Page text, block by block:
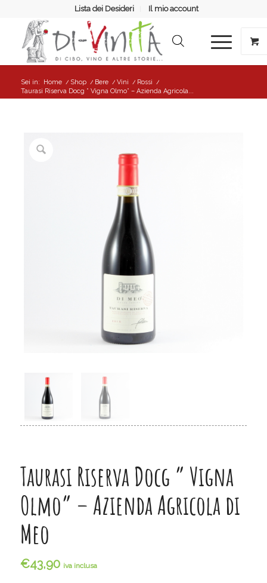
Lista dei Desideri Il mio account
Sei in: Home / Shop / Bere / Vini / Rossi /
Taurasi Riserva Docg ” Vigna Olmo” – Azienda Agricola...
Taurasi Riserva Docg ” Vigna
Olmo” – Azienda Agricola di
Meo
€43,90 iva inclusa